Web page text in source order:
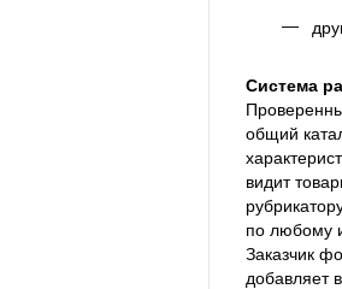
Система
общий
видит
по любому
Заказчик
добавляет